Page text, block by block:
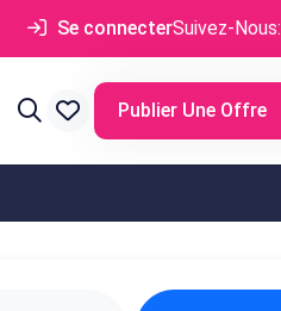
Se connecterSuivez-Nous:
Publier Une Offre